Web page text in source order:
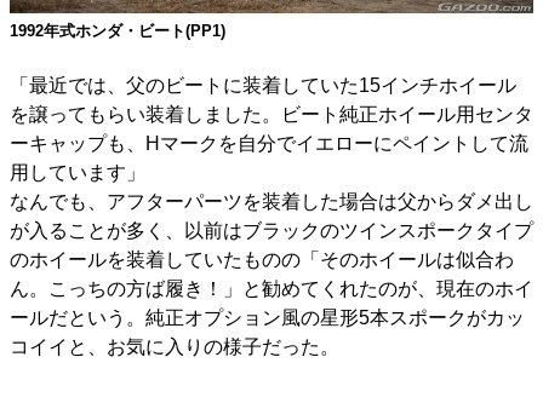
1992年式ホンダ・ビート(PP1)
「最近では、父のビートに装着していた15インチホイール
を譲ってもらい装着しました。ビート純正ホイール用センタ
ーキャップも、Hマークを自分でイエローにペイントして流
用しています」
なんでも、アフターパーツを装着した場合は父からダメ出し
が入ることが多く、以前はブラックのツインスポークタイプ
のホイールを装着していたものの「そのホイールは似合わ
ん。こっちの方ば履き！」と勧めてくれたのが、現在のホイ
ールだという。純正オプション風の星形5本スポークがカッ
コイイと、お気に入りの様子だった。